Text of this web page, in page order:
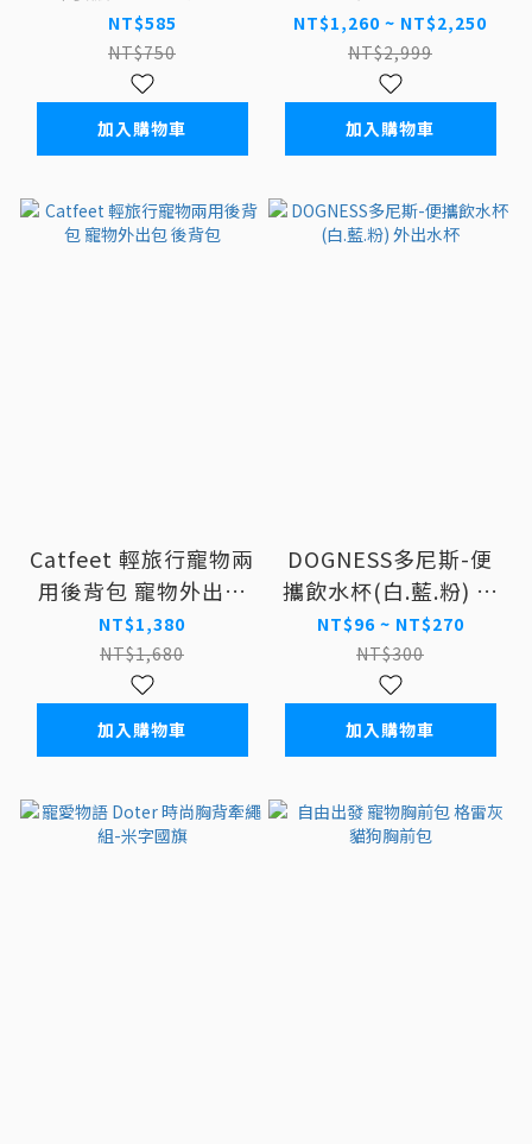
NT$585
NT$750
加入購物車
NT$1,260 ~ NT$2,250
NT$2,999
加入購物車
Catfeet 輕旅行寵物兩
用後背包 寵物外出包
後背包
NT$1,380
NT$1,680
加入購物車
DOGNESS多尼斯-便
攜飲水杯(白.藍.粉) 外
出水杯
NT$96 ~ NT$270
NT$300
加入購物車